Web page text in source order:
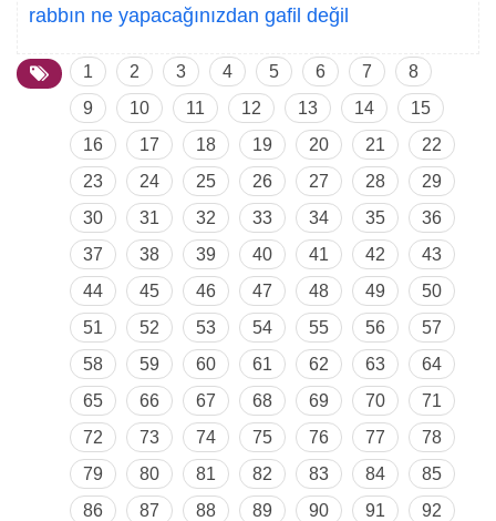
rabbın ne yapacağınızdan gafil değil
1 2 3 4 5 6 7
8
9
10 11 12 13 14
15
16
17 18 19 20 21
22
23
24 25 26 27 28
29
30
31 32 33 34 35
36
37
38 39 40 41 42
43
44
45 46 47 48 49
50
51
52 53 54 55 56
57
58
59 60 61 62 63
64
65
66 67 68 69 70
71
72
73 74 75 76 77
78
79
80 81 82 83 84
85
86
87 88 89 90 91
92